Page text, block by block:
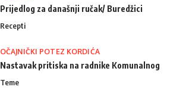
Prijedlog za današnji ručak/ Buredžici
Recepti
OČAJNIČKI POTEZ KORDIĆA
Nastavak pritiska na radnike Komunalnog
Teme